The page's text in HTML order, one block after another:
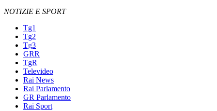
NOTIZIE E SPORT
Tg1
Tg2
Tg3
GRR
TgR
Televideo
Rai News
Rai Parlamento
GR Parlamento
Rai Sport